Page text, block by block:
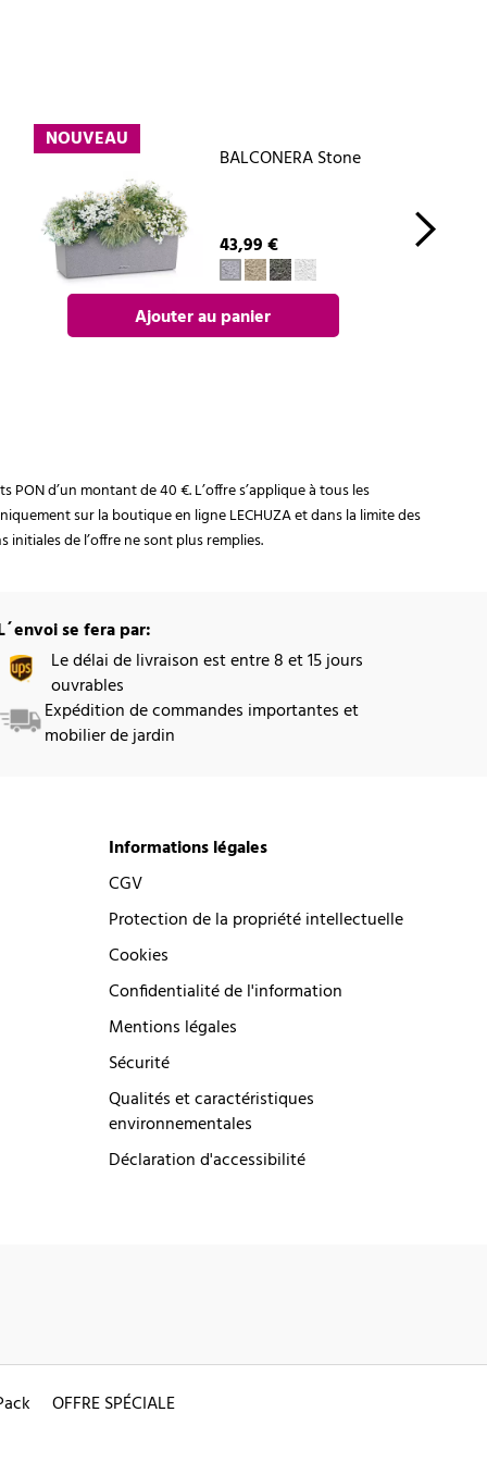
NOUVEAU
BALCONERA Stone
43,99 €
Ajouter au panier
d’un montant de 40 €. L’offre s’applique à tous les
sur la boutique en ligne LECHUZA et dans la limite des
de l’offre ne sont plus remplies.
se fera par:
Le délai de livraison est entre 8 et 15 jours
ouvrables
Expédition de commandes importantes et
mobilier de jardin
Informations légales
CGV
Protection de la propriété intellectuelle
Cookies
Confidentialité de l'information
Mentions légales
Sécurité
Qualités et caractéristiques
environnementales
Déclaration d'accessibilité
OFFRE SPÉCIALE